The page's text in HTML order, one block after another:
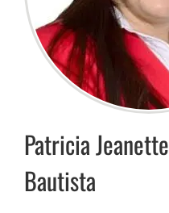
Patricia Jeanette
Bautista